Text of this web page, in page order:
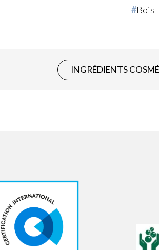
Bois
INGRÉDIENTS